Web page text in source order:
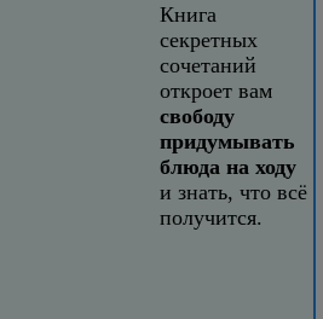
Книга
секретных
сочетаний
откроет вам
свободу
придумывать
блюда на ходу
и знать, что всё
получится.